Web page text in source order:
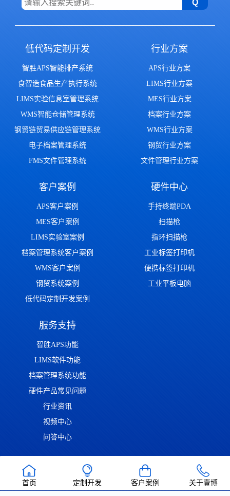
首页 定制开发 客户案例 关于壹博
低代码定制开发
智胜APS智能排产系统
食智造食品生产执行系统
LIMS实验信息室管理系统
WMS智能仓储管理系统
钢贸链贸易供应链管理系统
电子档案管理系统
FMS文件管理系统
行业方案
APS行业方案
LIMS行业方案
MES行业方案
档案行业方案
WMS行业方案
钢贸行业方案
文件管理行业方案
客户案例
APS客户案例
MES客户案例
LIMS实验室案例
档案管理系统客户案例
WMS客户案例
钢贸系统案例
低代码定制开发案例
硬件中心
手持终端PDA
扫描枪
指环扫描枪
工业标签打印机
便携标签打印机
工业平板电脑
服务支持
智胜APS功能
LIMS软件功能
档案管理系统功能
硬件产品常见问题
行业资讯
视频中心
问答中心
渝ICP备2022014306号 渝公网安备50011302001126号 | Copyright ©
2022-2026 重庆壹博信息技术有限公司 版权所有 | 唯一官方网站：